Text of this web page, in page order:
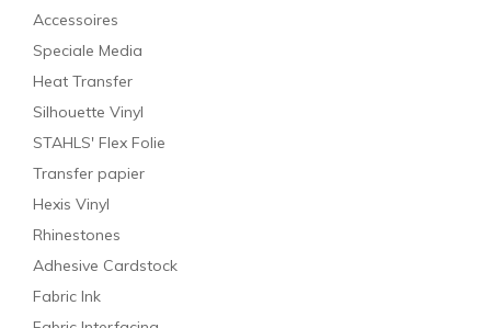
Accessoires
Speciale Media
Heat Transfer
Silhouette Vinyl
STAHLS' Flex Folie
Transfer papier
Hexis Vinyl
Rhinestones
Adhesive Cardstock
Fabric Ink